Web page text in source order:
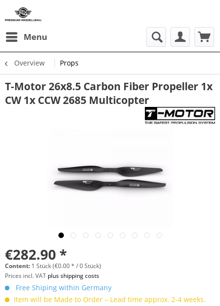
Menu
Overview Props
T-Motor 26x8.5 Carbon Fiber Propeller 1x
CW 1x CCW 2685 Multicopter
€282.90 *
Content: 1 Stück (€0.00 * / 0 Stück)
Prices incl. VAT plus shipping costs
Free Shiping within Germany
Item will be Made to Order – Lead time approx. 2-4 weeks.